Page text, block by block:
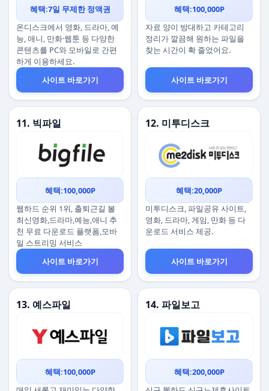
혜택:7일 무제한 정액권
온디스크에서 영화, 드라마, 예
능, 애니, 만화·웹툰 등 다양한
콘텐츠를 PC와 모바일로 간편
하게 이용하세요.
사이트 바로가기
혜택:100,000P
자료 양이 방대하고 카테고리
정리가 깔끔해 원하는 파일을
찾는 시간이 확 줄었어요.
사이트 바로가기
11. 빅파일
혜택:100,000P
웹하드 순위 1위, 출퇴근길 볼
최신영화,드라마,예능,애니 추
천 무료 다운로드 플랫폼,모바
일 스트리밍 서비스
사이트 바로가기
12. 미투디스크
혜택:20,000P
미투디스크, 파일공유 사이트,
영화, 드라마, 게임, 만화 등 다
운로드 서비스 제공.
사이트 바로가기
13. 예스파일
혜택:100,000P
14. 파일보고
혜택:200,000P